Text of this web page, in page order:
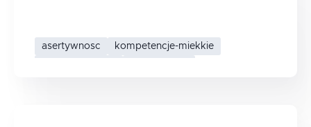
asertywnosc
kompetencje-miekkie